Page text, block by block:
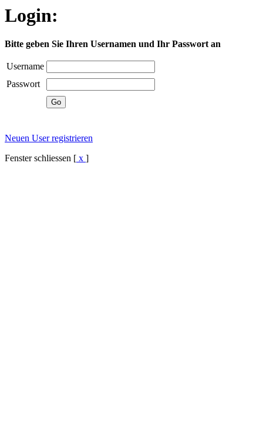
Login:
Bitte geben Sie Ihren Usernamen und Ihr Passwort an
Username
Passwort
Neuen User registrieren
Fenster schliessen [ x ]